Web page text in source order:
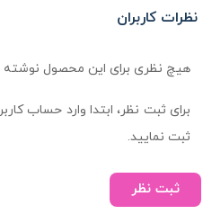
نظرات کاربران
هیچ نظری برای این محصول
برای ثبت نظر، ابتدا وارد حساب
ثبت نمایید.
ثبت نظر